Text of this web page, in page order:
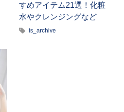
すめアイテム21選！化粧
水やクレンジングなど
is_archive